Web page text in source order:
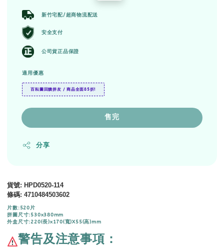
新竹宅配/超商物流配送
安全支付
公司貨正品保證
適用優惠
百耘圖回饋拼友 / 商品全面85折!
售完
分享
貨號: HPD0520-114
條碼:4710484503602
片數:520片
拼圖尺寸:530x380mm
外盒尺寸:220(長)x170(寬)X55(高)mm
警告及注意事項：